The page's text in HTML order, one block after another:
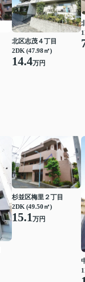
北区志茂４丁目
2DK (47.98㎡)
14.4万円
杉並区梅里２丁目
2DK (49.50㎡)
15.1万円